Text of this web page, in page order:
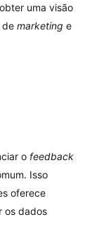
uma visão
de marketing e
o feedback
Isso
oferece
os dados